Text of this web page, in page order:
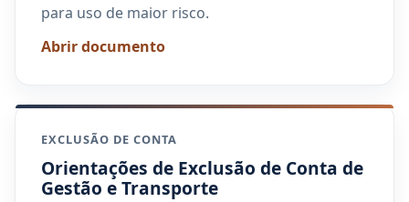
para uso de maior risco.
Abrir documento
EXCLUSÃO DE CONTA
Orientações de Exclusão de Conta de
Gestão e Transporte